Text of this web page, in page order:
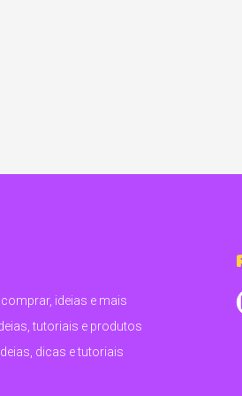
ideias e mais
tutoriais e produtos
dicas e tutoriais